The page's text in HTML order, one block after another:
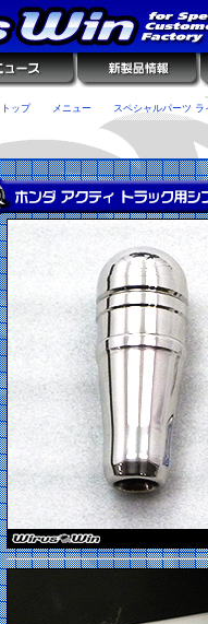
トップ メニュー スペシャルパーツ ラ